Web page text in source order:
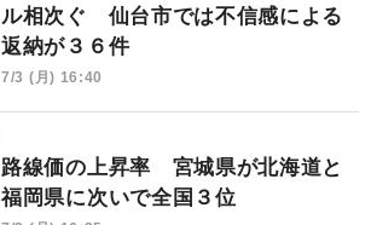
ル相次ぐ 仙台市では不信感による
返納が３６件
7/3 (月) 16:40
路線価の上昇率 宮城県が北海道と
福岡県に次いで全国３位